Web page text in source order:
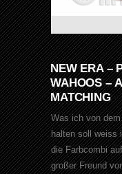
NEW ERA –
WAHOOS –
MATCHING
Was ich von
halten soll weiss
die Farbcombi
großer Freund